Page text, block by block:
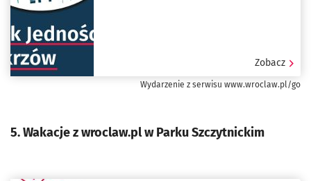
Zobacz
Wydarzenie z serwisu www.wroclaw.pl/go
5. Wakacje z wroclaw.pl w Parku Szczytnickim